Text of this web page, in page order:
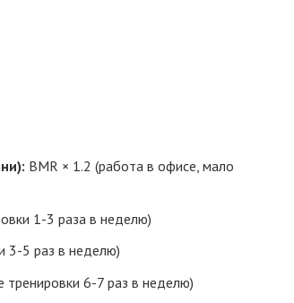
BMR × 1.2 (работа в офисе, мало
1-3 раза в неделю)
3-5 раз в неделю)
тренировки 6-7 раз в неделю)